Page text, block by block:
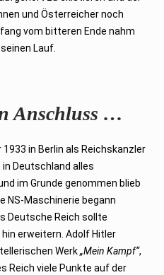
und Österreicher noch
vom bitteren Ende nahm
Lauf.
Anschluss …
in Berlin als Reichskanzler
in Deutschland alles
im Grunde genommen blieb
NS-Maschinerie begann
Deutsche Reich sollte
erweitern. Adolf Hitler
Werk„Mein Kampf“,
Reich viele Punkte auf der